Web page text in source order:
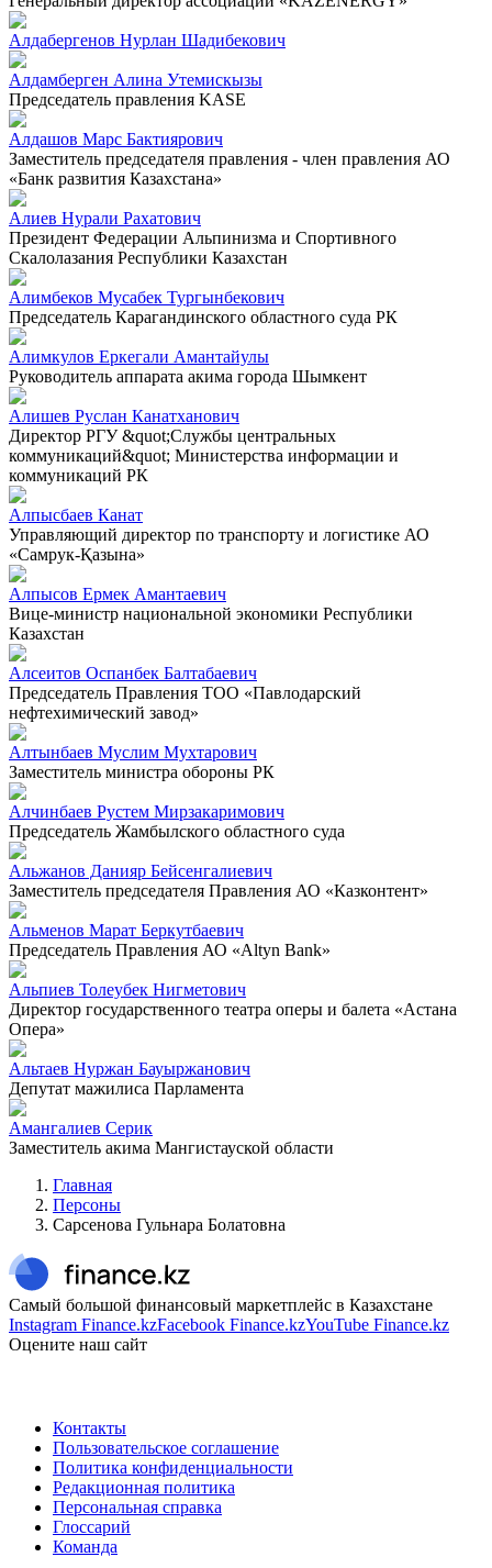
Алдабергенов Нурлан Шадибекович
Алдамберген Алина Утемискызы
Председатель правления KASE
Алдашов Марс Бактиярович
Заместитель председателя правления - член правления АО
«Банк развития Казахстана»
Алиев Нурали Рахатович
Президент Федерации Альпинизма и Спортивного
Скалолазания Республики Казахстан
Алимбеков Мусабек Тургынбекович
Председатель Карагандинского областного суда РК
Алимкулов Еркегали Амантайулы
Руководитель аппарата акима города Шымкент
Алишев Руслан Канатханович
Директор РГУ &quot;Службы центральных
коммуникаций&quot; Министерства информации и
коммуникаций РК
Алпысбаев Канат
Управляющий директор по транспорту и логистике АО
«Самрук-Қазына»
Алпысов Ермек Амантаевич
Вице-министр национальной экономики Республики
Казахстан
Алсеитов Оспанбек Балтабаевич
Председатель Правления ТОО «Павлодарский
нефтехимический завод»
Алтынбаев Муслим Мухтарович
Заместитель министра обороны РК
Алчинбаев Рустем Мирзакаримович
Председатель Жамбылского областного суда
Альжанов Данияр Бейсенгалиевич
Заместитель председателя Правления АО «Казконтент»
Альменов Марат Беркутбаевич
Председатель Правления АО «Altyn Bank»
Альпиев Толеубек Нигметович
Директор государственного театра оперы и балета «Астана
Опера»
Альтаев Нуржан Бауыржанович
Депутат мажилиса Парламента
Амангалиев Серик
Заместитель акима Мангистауской области
Главная
Персоны
Сарсенова Гульнара Болатовна
Самый большой финансовый маркетплейс в Казахстане
Instagram Finance.kzFacebook Finance.kzYouTube Finance.kz
Оцените наш сайт
Контакты
Пользовательское соглашение
Политика конфиденциальности
Редакционная политика
Персональная справка
Глоссарий
Команда